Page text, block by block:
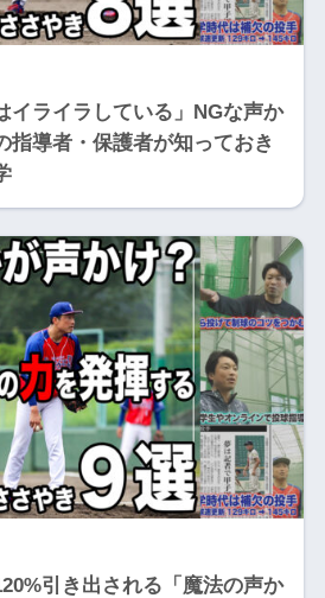
イライラしている」NGな声か
指導者・保護者が知っておき
引き出される「魔法の声か